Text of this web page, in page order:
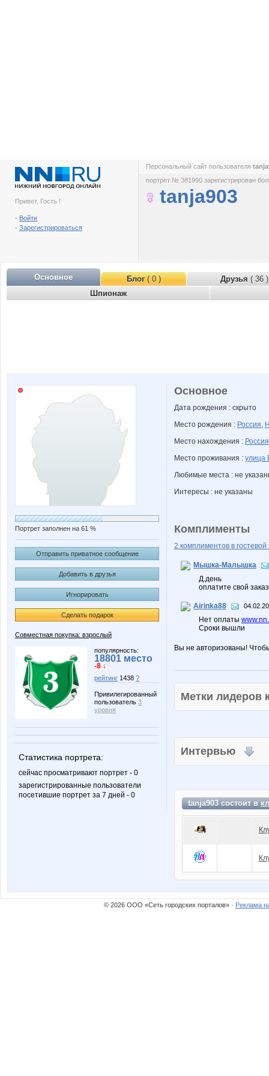
Привет, Гость !
- Войти
- Зарегистрироваться
Персональный сайт пользователя
портрет № 381990 зарегистрирован
tanja903
Основное Блог( 0 ) Друзья ( 36 )
Шпионаж
Портрет заполнен на 61 %
Отправить приватное сообщение
Добавить в друзья
Игнорировать
Сделать подарок
Совместная покупка: взрослый
популярность:
18801 место
-8 ↓
рейтинг 1438 ?
Привилегированный
пользователь 3
уровня
Статистика портрета:
сейчас просматривают портрет - 0
зарегистрированные пользователи
посетившие портрет за 7 дней - 0
Основное
Дата рождения : скрыто
Место рождения : Россия,
Место нахождения : Россия
Место проживания : улица
Любимые места : не
Интересы : не указаны
Комплименты
2 комплиментов в гостевой
Мышка-Малышка
Д.день
оплатите свой
Airinka88
Нет оплаты
Сроки вышли
Вы не авторизованы!
Метки
Интервью
tanja903 состоит в
© 2026 ООО «Сеть городских порталов» · Реклама